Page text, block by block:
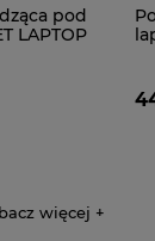
pod
LAPTOP
więcej